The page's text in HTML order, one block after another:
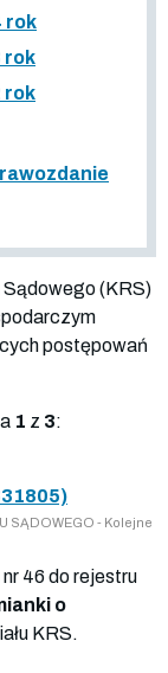
rok
rok
rok
Sądowego (KRS)
postępowań
1 z 3:
SĄDOWEGO - Kolejne
nr 46 do rejestru
o
KRS.